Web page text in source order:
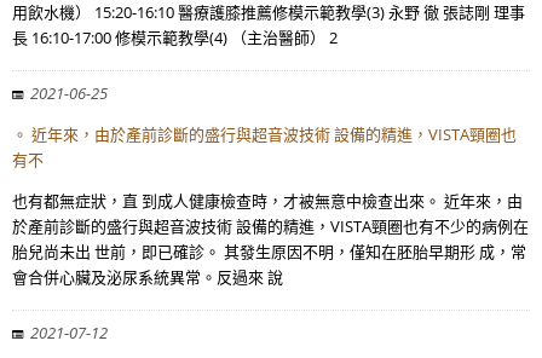
用飲水機） 15:20-16:10 醫療護膝推薦修模示範教學(3) 永野 徹 張誌剛 理事
長 16:10-17:00 修模示範教學(4) （主治醫師） 2
2021-06-25
。 近年來，由於產前診斷的盛行與超音波技術 設備的精進，VISTA頸圈也
有不
也有都無症狀，直 到成人健康檢查時，才被無意中檢查出來。 近年來，由
於產前診斷的盛行與超音波技術 設備的精進，VISTA頸圈也有不少的病例在
胎兒尚未出 世前，即已確診。 其發生原因不明，僅知在胚胎早期形 成，常
會合併心臟及泌尿系統異常。反過來 說
2021-07-12